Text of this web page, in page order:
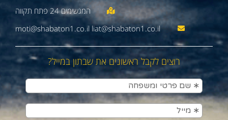
moti@shabaton1.co.il liat@shabaton1.co.il
רוצים לקבל ראשונים את שבתון במייל?